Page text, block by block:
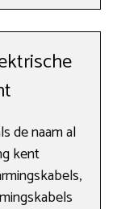
de naam al
kent